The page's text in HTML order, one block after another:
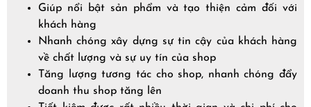
Giúp nổi bật sản phẩm và tạo thiện cảm đối với
khách hàng
Nhanh chóng xây dựng sự tin cậy của khách hàng
về chất lượng và sự uy tín của shop
Tăng lượng tương tác cho shop, nhanh chóng đẩy
doanh thu shop tăng lên